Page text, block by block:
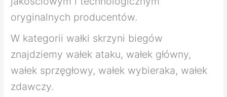
oryginalnych producentów.
W kategorii wałki skrzyni biegów
znajdziemy wałek ataku, wałek główny,
wałek sprzęgłowy, wałek wybieraka, wałek
zdawczy.